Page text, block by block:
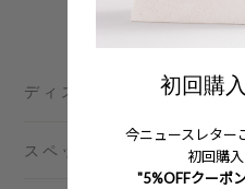
ディスクリプション
スペック
初回購
今ニュースレター
初回購
"5%OFFクーポ